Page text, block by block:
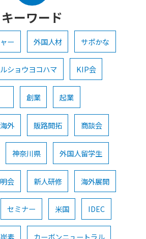
キーワード
ー 外国人材 サポかな
ショウヨコハマ KIP会
創業 起業
海外 販路開拓 商談会
神奈川県 外国人留学生
会 新人研修 海外展開
セミナー 米国 IDEC
素 カーボンニュートラル